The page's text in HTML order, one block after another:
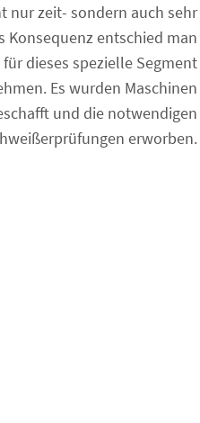
nur zeit- sondern auch sehr
Konsequenz entschied man
dieses spezielle Segment
Es wurden Maschinen
und die notwendigen
erworben.